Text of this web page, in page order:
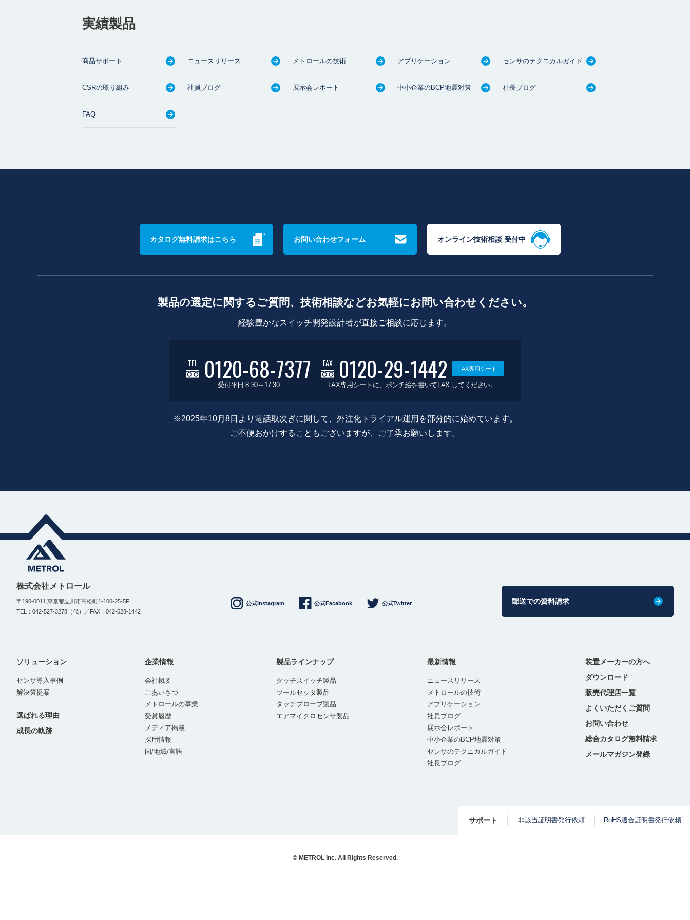
実績製品
商品サポート ニュースリリース メトロールの技術 アプリケーション センサのテクニカルガイド
CSRの取り組み 社員ブログ 展示会レポート 中小企業のBCP地震対策 社長ブログ
FAQ
カタログ無料請求はこちら お問い合わせフォーム オンライン技術相談 受付中
製品の選定に関するご質問、技術相談などお気軽にお問い合わせください。
経験豊かなスイッチ開発設計者が直接ご相談に応じます。
TEL 0120-68-7377
受付平日 8:30～17:30
FAX 0120-29-1442 FAX専用シート
FAX専用シートに、ポンチ絵を書いてFAX してください。
※2025年10月8日より電話取次ぎに関して、外注化トライアル運用を部分的に始めています。
ご不便おかけすることもございますが、ご了承お願いします。
株式会社メトロール
〒190-0011 東京都立川市高松町1-100-25-5F
TEL：042-527-3278（代）／FAX：042-528-1442
公式Instagram 公式Facebook 公式Twitter 郵送での資料請求
ソリューション
センサ導入事例
解決策提案
選ばれる理由
成長の軌跡
企業情報
会社概要
ごあいさつ
メトロールの事業
受賞履歴
メディア掲載
採用情報
国/地域/言語
製品ラインナップ
タッチスイッチ製品
ツールセッタ製品
タッチプローブ製品
エアマイクロセンサ製品
最新情報
ニュースリリース
メトロールの技術
アプリケーション
社員ブログ
展示会レポート
中小企業のBCP地震対策
センサのテクニカルガイド
社長ブログ
装置メーカーの方へ
ダウンロード
販売代理店一覧
よくいただくご質問
お問い合わせ
総合カタログ無料請求
メールマガジン登録
サポート 非該当証明書発行依頼 RoHS適合証明書発行依頼
© METROL Inc. All Rights Reserved.